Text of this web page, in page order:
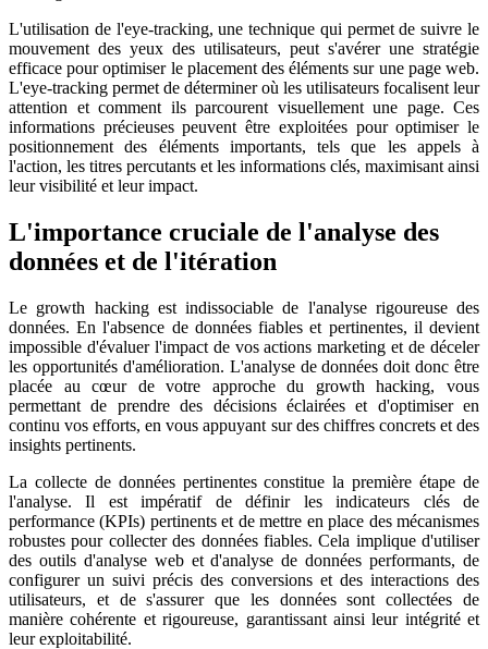
L'utilisation de l'eye-tracking, une technique qui permet de suivre le
mouvement des yeux des utilisateurs, peut s'avérer une stratégie
efficace pour optimiser le placement des éléments sur une page web.
L'eye-tracking permet de déterminer où les utilisateurs focalisent leur
attention et comment ils parcourent visuellement une page. Ces
informations précieuses peuvent être exploitées pour optimiser le
positionnement des éléments importants, tels que les appels à
l'action, les titres percutants et les informations clés, maximisant ainsi
leur visibilité et leur impact.
L'importance cruciale de l'analyse des
données et de l'itération
Le growth hacking est indissociable de l'analyse rigoureuse des
données. En l'absence de données fiables et pertinentes, il devient
impossible d'évaluer l'impact de vos actions marketing et de déceler
les opportunités d'amélioration. L'analyse de données doit donc être
placée au cœur de votre approche du growth hacking, vous
permettant de prendre des décisions éclairées et d'optimiser en
continu vos efforts, en vous appuyant sur des chiffres concrets et des
insights pertinents.
La collecte de données pertinentes constitue la première étape de
l'analyse. Il est impératif de définir les indicateurs clés de
performance (KPIs) pertinents et de mettre en place des mécanismes
robustes pour collecter des données fiables. Cela implique d'utiliser
des outils d'analyse web et d'analyse de données performants, de
configurer un suivi précis des conversions et des interactions des
utilisateurs, et de s'assurer que les données sont collectées de
manière cohérente et rigoureuse, garantissant ainsi leur intégrité et
leur exploitabilité.